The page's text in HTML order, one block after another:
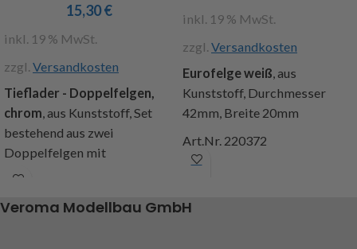
15,30€
inkl. 19 % MwSt.
zzgl. Versandkosten
Tieflader - Doppelfelgen,
chrom, aus Kunststoff, Set
bestehend aus zwei
Doppelfelgen mit
Radkappen, passend zu dem
220613 und Art.Nr. 907583
inkl. 19 % MwSt.
zzgl. Versandkosten
Eurofelge weiß, aus
Kunststoff, Durchmesser
42mm, Breite 20mm
Art.Nr. 220372
Veroma Modellbau GmbH